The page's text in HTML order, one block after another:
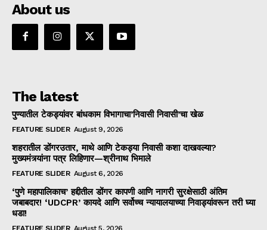
About us
The latest
पुण्यातील टेकड्यांवर बांधकाम विभागाचा’निवासी निवासी’चा खेळ
FEATURE SLIDER August 9, 2026
शहरातील डोंगरउतार, माथे आणि टेकड्या निवासी कशा दाखवल्या?
मुख्यमंत्र्यांना पत्र लिहिणार—श्रीनाथ भिमाले
FEATURE SLIDER August 6, 2026
‘पुणे महापालिकाच’ हद्दीतील डोंगर कापणी आणि नागरी सुरक्षेसाठी अंतिम
जबाबदार! ‘UDCPR’ कायदे आणि सर्वोच्च न्यायालयाच्या निवाड्यांवरून तरी घ्या
धडा!
FEATURE SLIDER August 5, 2026